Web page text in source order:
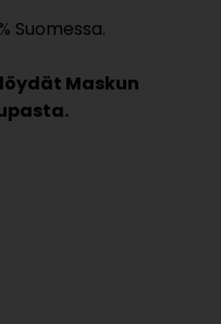
Suomessa.
Maskun